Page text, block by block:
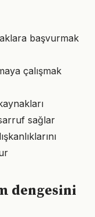
başvurmak
çalışmak
sağlar
dengesini